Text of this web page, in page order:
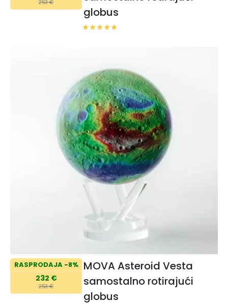
253 €
globus
RASPRODAJA -8%
232 €
253 €
MOVA Asteroid Vesta
samostalno rotirajući
globus